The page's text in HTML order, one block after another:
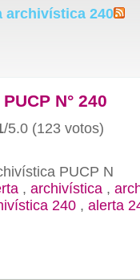
archivística 240
N° 240
/5.0 (123 votos)
PUCP N
, archivística ,
240 , alerta